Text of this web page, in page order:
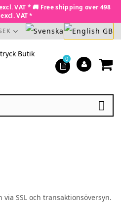
VAT * 🚚 Free shipping over 498
excl. VAT *

0
SSL och transaktionsöversyn.